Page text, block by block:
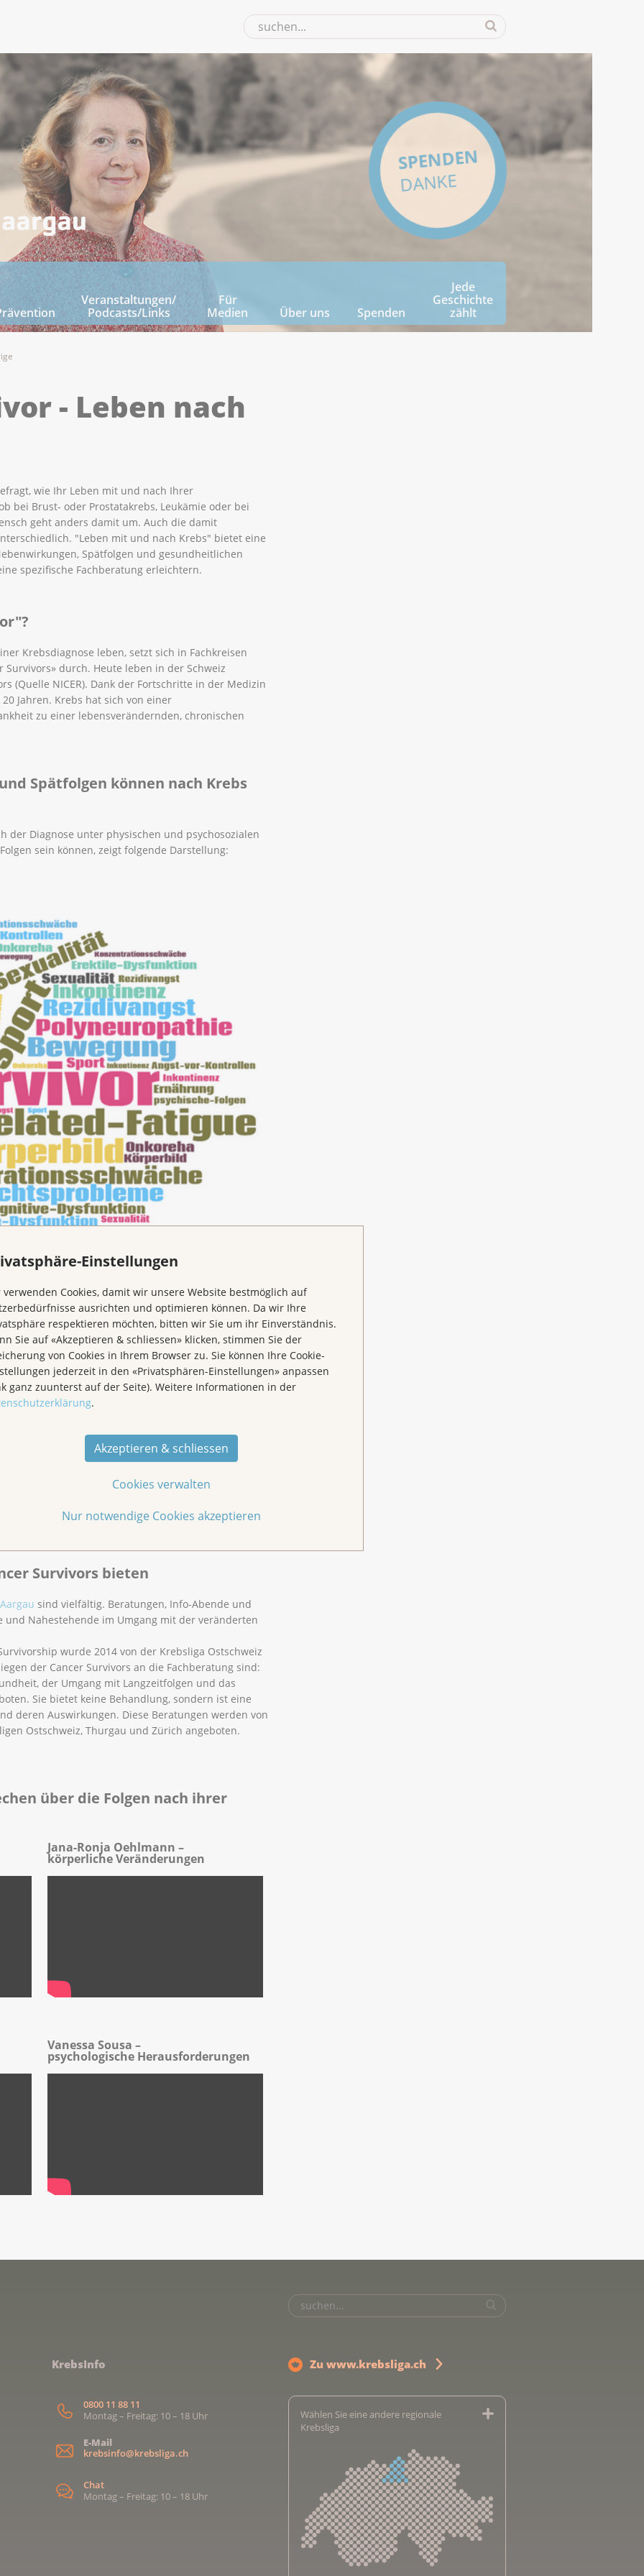
Einstellungen
verwenden Cookies, damit wir unsere Website bestmöglich auf
ausrichten und optimieren können. Da wir Ihre
respektieren möchten, bitten wir Sie um ihr Einverständnis.
Sie auf «Akzeptieren & schliessen» klicken, stimmen Sie der
von Cookies in Ihrem Browser zu. Sie können Ihre Cookie-
jederzeit in den «Privatsphären-Einstellungen» anpassen
ganz zuunterst auf der Seite). Weitere Informationen in der
.
Akzeptieren & schliessen
Cookies verwalten
Nur notwendige Cookies akzeptieren
SPENDEN
DANKE
Veranstaltungen/
Podcasts/Links
Für
Medien
Über uns Spenden
Jede
Geschichte
zählt
- Leben nach
wie Ihr Leben mit und nach Ihrer
bei Brust- oder Prostatakrebs, Leukämie oder bei
geht anders damit um. Auch die damit
"Leben mit und nach Krebs" bietet eine
Spätfolgen und gesundheitlichen
spezifische Fachberatung erleichtern.
Krebsdiagnose leben, setzt sich in Fachkreisen
durch. Heute leben in der Schweiz
(Quelle NICER). Dank der Fortschritte in der Medizin
Jahren. Krebs hat sich von einer
zu einer lebensverändernden, chronischen
Spätfolgen können nach Krebs
der Diagnose unter physischen und psychosozialen
sein können, zeigt folgende Darstellung:
Symptome können
folgen?
Appetitlosigkeit
und Spätfolgen können
und Sexualität
(z. B. Lungen-,
Probleme an Nieren und Harnwegen)
gibt es die Möglichkeit, die individuellen
Massnahmen frühzeitig einzuleiten. Nach
Gesundheitseinschränkungen belasten
Situation anpassen?
Mittelpunkt. Behandlung, Nebenwirkungen und
den ganzen Menschen auswirken. Damit Sie mehr
Ein gesunder Lebensstil trägt dazu bei das
mögliche Symptome, Folge- oder
ihr inneres Gleichgewicht zu finden und
und Krebssportgruppen
Atem- und Entspannungsübungen, Yoga,
gibt auch Kurse zur Stärkung derAchtsamkeit,
für sich selber tun?
beratung-unterstuetzung betroffenenrat-der-
mit-krebs>Meine Geschichte mit Krebs: Die
portraitiert.
Survivors bieten
sind vielfältig. Beratungen, Info-Abende und
Nahestehende im Umgang mit der veränderten
wurde 2014 von der Krebsliga Ostschweiz
der Cancer Survivors an die Fachberatung sind:
der Umgang mit Langzeitfolgen und das
Sie bietet keine Behandlung, sondern ist eine
deren Auswirkungen. Diese Beratungen werden von
Ostschweiz, Thurgau und Zürich angeboten.
über die Folgen nach ihrer
Jana-Ronja Oehlmann –
körperliche Veränderungen
Vanessa Sousa –
psychologische Herausforderungen
KrebsInfo
0800 11 88 11
Montag – Freitag: 10 – 18 Uhr
E-Mail
krebsinfo@krebsliga.ch
Chat
Montag – Freitag: 10 – 18 Uhr
Zu www.krebsliga.ch
Wählen Sie eine andere regionale
Krebsliga